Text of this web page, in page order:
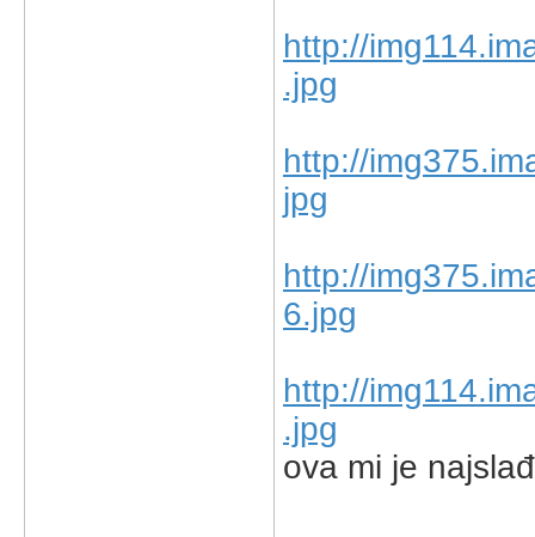
http://
.jpg
http://
jpg
http://
6.jpg
http://
.jpg
ova mi je